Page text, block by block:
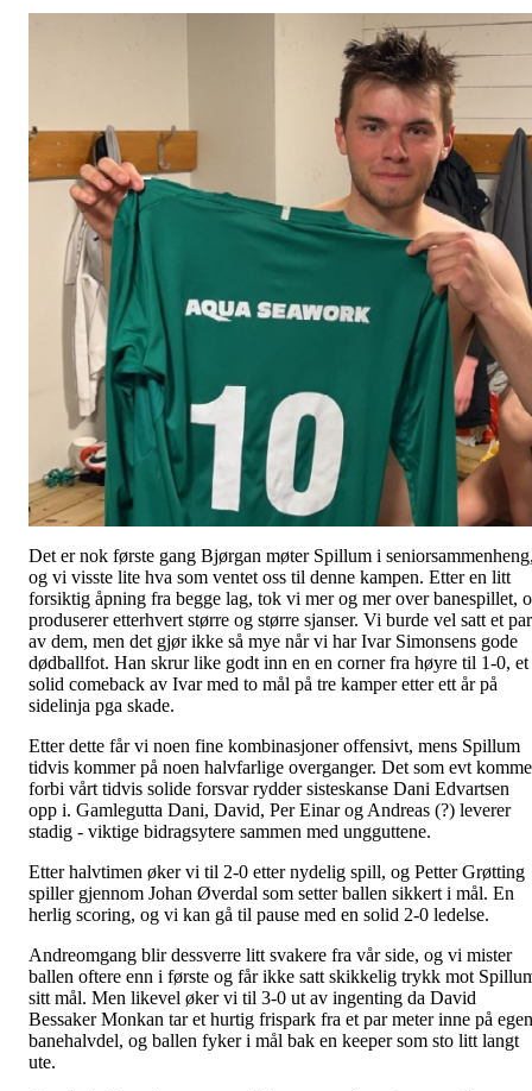
Det er nok første gang Bjørgan møter Spillum i
og vi visste lite hva som ventet oss til denne kampen. Etter en litt
forsiktig åpning fra begge lag, tok vi mer og mer over banespillet,
produserer etterhvert større og større sjanser. Vi burde vel satt et par
av dem, men det gjør ikke så mye når vi har Ivar Simonsens gode
dødballfot. Han skrur like godt inn en en corner fra høyre til 1-0, et
solid comeback av Ivar med to mål på tre kamper etter ett år på
sidelinja pga skade.
Etter dette får vi noen fine kombinasjoner offensivt, mens Spillum
tidvis kommer på noen halvfarlige overganger. Det som evt
forbi vårt tidvis solide forsvar rydder sisteskanse Dani Edvartsen
opp i. Gamlegutta Dani, David, Per Einar og Andreas (?) leverer
stadig - viktige bidragsytere sammen med ungguttene.
Etter halvtimen øker vi til 2-0 etter nydelig spill, og Petter Grøtting
spiller gjennom Johan Øverdal som setter ballen sikkert i mål. En
herlig scoring, og vi kan gå til pause med en solid 2-0 ledelse.
Andreomgang blir dessverre litt svakere fra vår side, og vi mister
ballen oftere enn i første og får ikke satt skikkelig trykk mot
sitt mål. Men likevel øker vi til 3-0 ut av ingenting da David
Bessaker Monkan tar et hurtig frispark fra et par meter inne på egen
banehalvdel, og ballen fyker i mål bak en keeper som sto litt langt
ute.